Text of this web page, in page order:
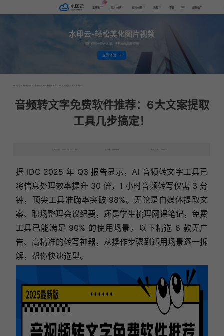
工具集
AI
图片水印 视频水印 教程 下载 VIP 代理推广
水印云-轻松美化图片视频
图片视频一键去水印，手机电脑均可使用
立即体验
首页 > 行业资讯 > 音频转文字免费软件推荐：6大文案提取工具几步搞定！
音频转文字免费软件推荐：6大文案提取
工具几步搞定！
发布日期：2025-12-11 11:42 发表者：qianqian 浏览次数：2961次
据 IDC 2025 年 Q3 报告显示，AI 音频转文字工具已
将信息处理效率提升 30 倍，1 小时音频转写仅需 3 分
钟，顶尖工具准确率突破 98%。无论是自媒体提取文
案、职场整理会议纪要，还是学生梳理网课笔记，免费
工具已能满足 90% 的使用场景。以下精选 6 款无广
告、高精准的转写神器，从操作步骤到适用场景逐一拆
解，帮你快速选型。